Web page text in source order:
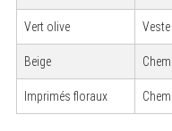
Vert olive
Beige
Imprimés floraux